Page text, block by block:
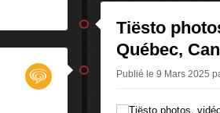
Tiësto
Québec,
Publié le 9 Mars 2025